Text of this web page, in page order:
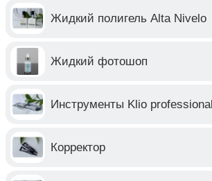
Жидкий полигель Alta Nivelo
Жидкий фотошоп
Инструменты Klio professional
Корректор